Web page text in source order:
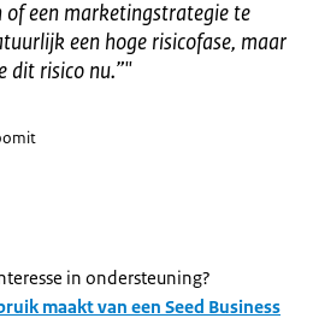
of een marketingstrategie te
een hoge risicofase, maar
dit risico nu.”"
in ondersteuning?
maakt van een Seed Business